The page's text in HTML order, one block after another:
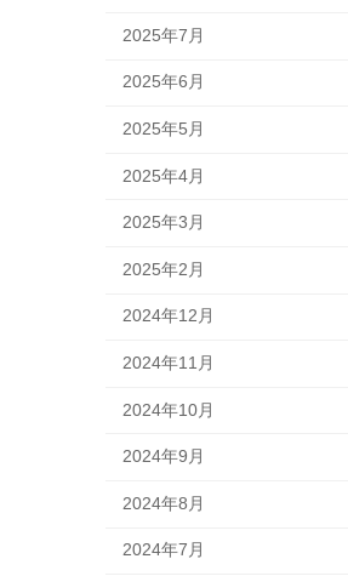
2025年7月
2025年6月
2025年5月
2025年4月
2025年3月
2025年2月
2024年12月
2024年11月
2024年10月
2024年9月
2024年8月
2024年7月